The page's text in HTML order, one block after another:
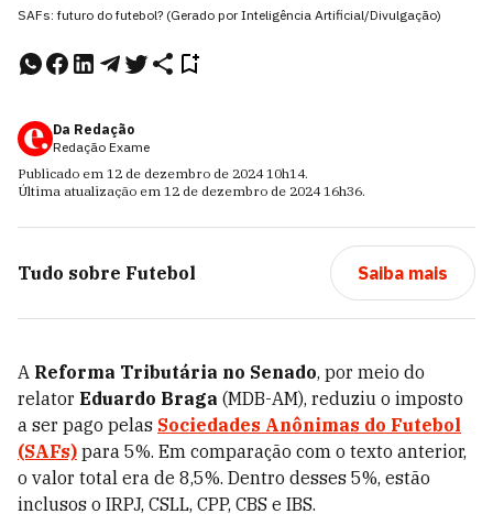
SAFs: futuro do futebol? (Gerado por Inteligência Artificial/Divulgação)
Da Redação
Redação Exame
Publicado em 12 de dezembro de 2024 10h14.
Última atualização em 12 de dezembro de 2024 16h36.
Tudo sobre Futebol Saiba mais
A Reforma Tributária no Senado, por meio do
relator Eduardo Braga (MDB-AM), reduziu o imposto
a ser pago pelas Sociedades Anônimas do Futebol
(SAFs) para 5%. Em comparação com o texto anterior,
o valor total era de 8,5%. Dentro desses 5%, estão
inclusos o IRPJ, CSLL, CPP, CBS e IBS.